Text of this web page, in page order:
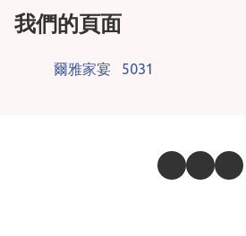
我們的頁面
爾雅家宴 5031